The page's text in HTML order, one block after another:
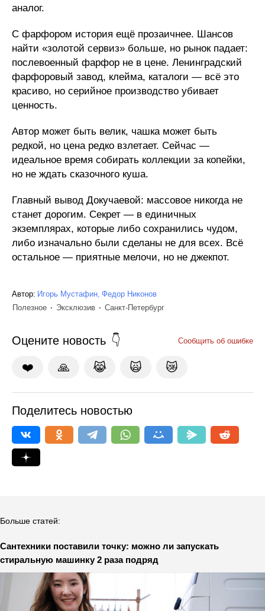
аналог.
С фарфором история ещё прозаичнее. Шансов
найти «золотой сервиз» больше, но рынок падает:
послевоенный фарфор не в цене. Ленинградский
фарфоровый завод, клейма, каталоги — всё это
красиво, но серийное производство убивает
ценность.
Автор может быть велик, чашка может быть
редкой, но цена редко взлетает. Сейчас —
идеальное время собирать коллекции за копейки,
но не ждать сказочного куша.
Главный вывод Докучаевой: массовое никогда не
станет дорогим. Секрет — в единичных
экземплярах, которые либо сохранились чудом,
либо изначально были сделаны не для всех. Всё
остальное — приятные мелочи, но не джекпот.
Автор: Игорь Мустафин Федор Никонов
Полезное
Эксклюзив Санкт-Петербург
Оцените новость Сообщить об ошибке
❤️ 🙏 😹 🙀 😿
Поделитесь новостью
Больше статей:
Сантехники поставили точку: можно ли запускать
стиральную машинку 2 раза подряд